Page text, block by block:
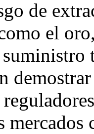
de
el
mercados